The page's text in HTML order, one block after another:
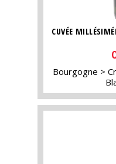
CUVÉE
Bourgogne